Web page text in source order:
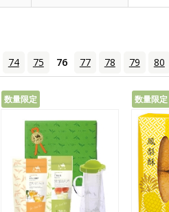
74 75 76 77 78 79 80
数量限定 数量限定